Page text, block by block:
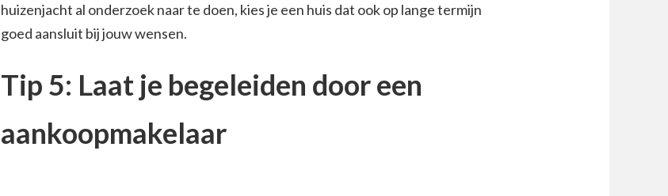
huizenjacht al onderzoek naar te doen, kies je een huis dat ook op lange termijn
goed aansluit bij jouw wensen.
Tip 5: Laat je begeleiden door een
aankoopmakelaar